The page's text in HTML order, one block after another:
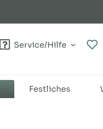
Service/Hilfe
Festliches